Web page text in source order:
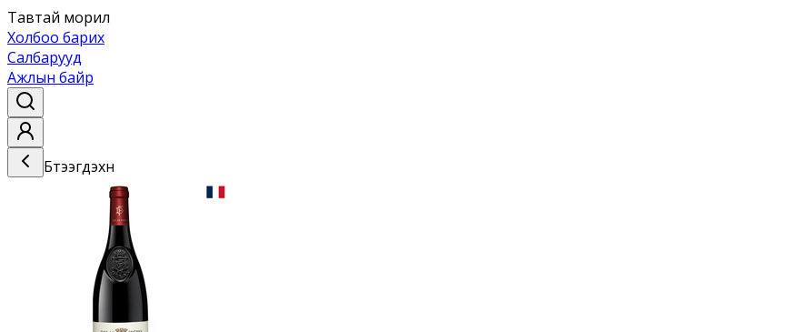
Тавтай морил
Холбоо барих
Салбарууд
Ажлын байр
Бүтээгдэхүүн